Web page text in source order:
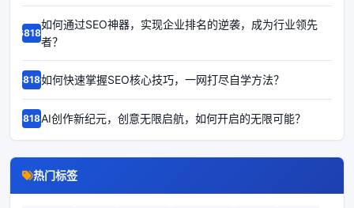
68187
如何通过SEO神器，实现企业排名的逆袭，成为行业领先
者？
68186如何快速掌握SEO核心技巧，一网打尽自学方法？
68185AI创作新纪元，创意无限启航，如何开启的无限可能？
热门标签